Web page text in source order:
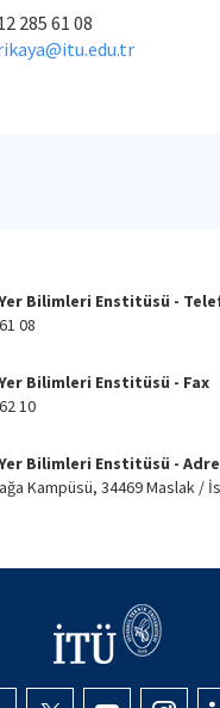
285 61 08
Bilimleri Enstitüsü -
08
Bilimleri Enstitüsü - Fax
10
Bilimleri Enstitüsü -
Kampüsü, 34469 Maslak /